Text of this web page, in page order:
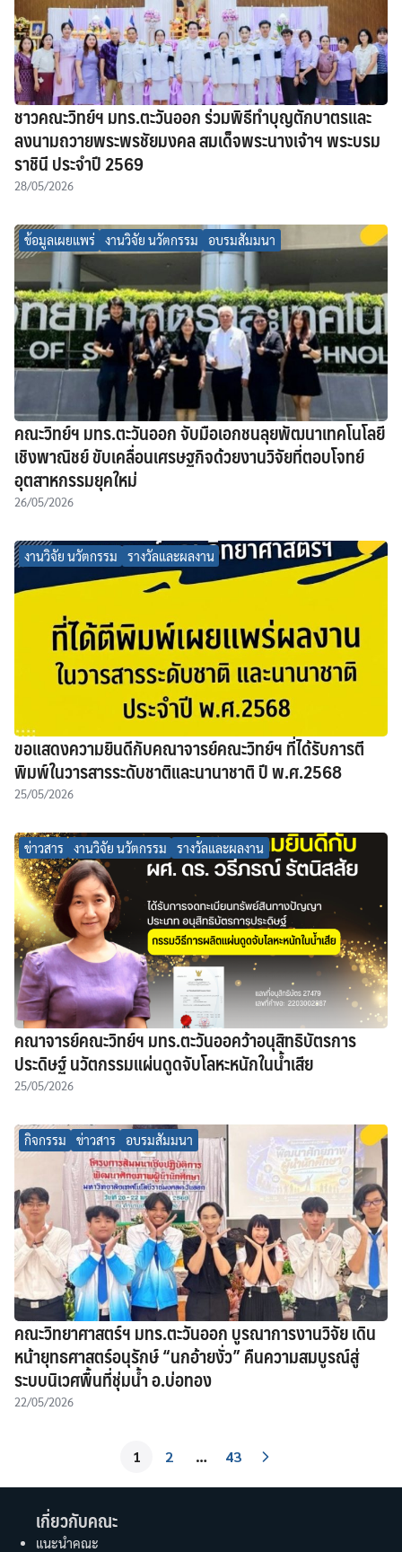
ชาวคณะวิทย์ฯ มทร.ตะวันออก ร่วมพิธีทำบุญตักบาตรและ
ลงนามถวายพระพรชัยมงคล สมเด็จพระนางเจ้าฯ พระบรม
ราชินี ประจำปี 2569
28/05/2026
ข้อมูลเผยแพร่ งานวิจัย นวัตกรรม อบรมสัมมนา
คณะวิทย์ฯ มทร.ตะวันออก จับมือเอกชนลุยพัฒนาเทคโนโลยี
เชิงพาณิชย์ ขับเคลื่อนเศรษฐกิจด้วยงานวิจัยที่ตอบโจทย์
อุตสาหกรรมยุคใหม่
26/05/2026
งานวิจัย นวัตกรรม รางวัลและผลงาน
ขอแสดงความยินดีกับคณาจารย์คณะวิทย์ฯ ที่ได้รับการตี
พิมพ์ในวารสารระดับชาติและนานาชาติ ปี พ.ศ.2568
25/05/2026
ข่าวสาร งานวิจัย นวัตกรรม รางวัลและผลงาน
คณาจารย์คณะวิทย์ฯ มทร.ตะวันออคว้าอนุสิทธิบัตรการ
ประดิษฐ์ นวัตกรรมแผ่นดูดจับโลหะหนักในน้ำเสีย
25/05/2026
กิจกรรม ข่าวสาร อบรมสัมมนา
คณะวิทยาศาสตร์ฯ มทร.ตะวันออก บูรณาการงานวิจัย เดิน
หน้ายุทธศาสตร์อนุรักษ์ “นกอ้ายงั่ว” คืนความสมบูรณ์สู่
ระบบนิเวศพื้นที่ชุ่มน้ำ อ.บ่อทอง
22/05/2026
1 2 … 43
เกี่ยวกับคณะ
แนะนำคณะ